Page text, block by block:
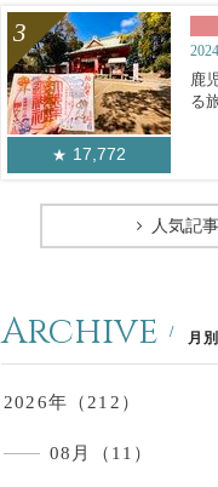
17,772
鹿
る
人気記
Archive 月
2026年（212）
08月（11）